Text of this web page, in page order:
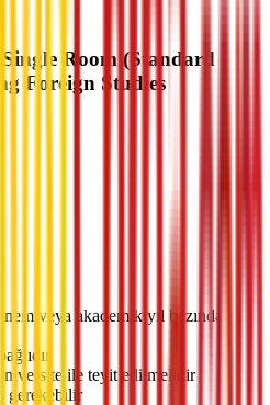
Room (Standard
Foreign Studies
veya akademik yıl bazında
ile teyit edilmelidir
gerekebilir